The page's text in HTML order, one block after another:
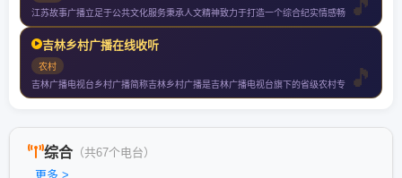
江苏故事广播立足于公共文化服务秉承人文精神致力于打造一个综合纪实情感畅
吉林乡村广播在线收听
农村
吉林广播电视台乡村广播简称吉林乡村广播是吉林广播电视台旗下的省级农村专
综合 （共67个电台）
更多 >